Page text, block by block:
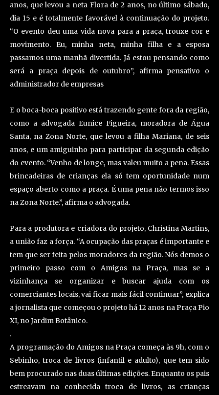
anos, que levou a neta Flora de 2 anos, no último sábado,
dia 15 e é totalmente favorável à continuação do projeto.
“O evento deu uma vida nova para a praça, trouxe cor e
movimento. Eu, minha neta, minha filha e a esposa
passamos uma manhã divertida. Já estou pensando como
será a praça depois de outubro”, afirma pensativo o
administrador de empresas
E o boca-boca positivo está trazendo gente fora da região,
como a advogada Eunice Figueira, moradora de Água
Santa, na Zona Norte, que levou a filha Mariana, de seis
anos, e um amiguinho para participar da segunda edição
do evento. “Venho de longe, mas valeu muito a pena. Essas
brincadeiras de crianças ela só tem oportunidade num
espaço aberto como a praça. É uma pena não termos isso
na Zona Norte.”, afirma o advogada.
Para a produtora e criadora do projeto, Christina Martins,
a união faz a força. “A ocupação das praças é importante e
tem que ser feita pelos moradores da região. Nós demos o
primeiro passo com o Amigos na Praça, mas se a
vizinhança se organizar e buscar ajuda com os
comerciantes locais, vai ficar mais fácil continuar”, explica
a jornalista que começou o projeto há 12 anos na Praça Pio
XI, no Jardim Botânico.
.
A programação do Amigos na Praça começa às 9h, com o
Sebinho, troca de livros (infantil e adulto), que tem sido
bem procurado nas duas últimas edições. Enquanto os pais
estreavam na conhecida troca de livros, as crianças